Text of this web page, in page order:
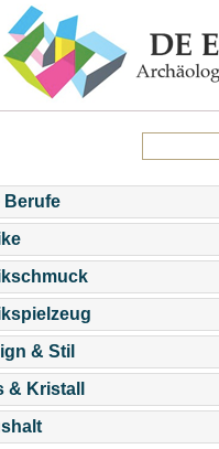
Berufe
& Stil
& Kristall